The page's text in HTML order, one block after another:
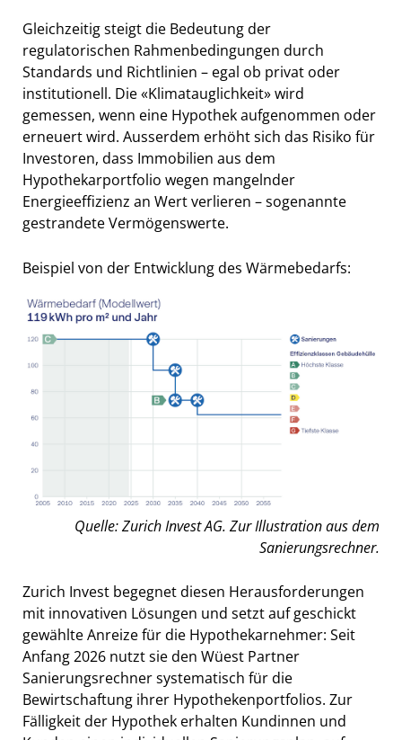
Gleichzeitig steigt die Bedeutung der
regulatorischen Rahmenbedingungen durch
Standards und Richtlinien – egal ob privat oder
institutionell. Die «Klimatauglichkeit» wird
gemessen, wenn eine Hypothek aufgenommen oder
erneuert wird. Ausserdem erhöht sich das Risiko für
Investoren, dass Immobilien aus dem
Hypothekarportfolio wegen mangelnder
Energieeffizienz an Wert verlieren – sogenannte
gestrandete Vermögenswerte.
Beispiel von der Entwicklung des Wärmebedarfs:
Quelle: Zurich Invest AG. Zur Illustration aus dem
Sanierungsrechner.
Zurich Invest begegnet diesen Herausforderungen
mit innovativen Lösungen und setzt auf geschickt
gewählte Anreize für die Hypothekarnehmer: Seit
Anfang 2026 nutzt sie den Wüest Partner
Sanierungsrechner systematisch für die
Bewirtschaftung ihrer Hypothekenportfolios. Zur
Fälligkeit der Hypothek erhalten Kundinnen und